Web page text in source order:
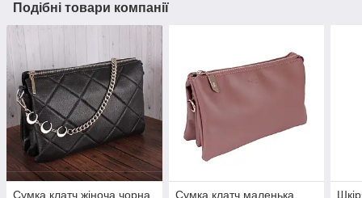
Подібні товари компанії
Сумка клатч жіноча чорна
Сумка клатч маленька,